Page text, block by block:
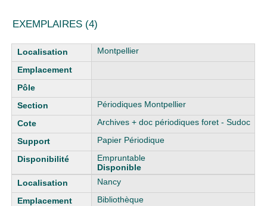
EXEMPLAIRES (4)
Liste des exemplaires Montpellier
Périodiques Montpellier
Archives + doc périodiques foret - Sudoc
Papier Périodique
Empruntable
Disponible
Nancy
Bibliothèque